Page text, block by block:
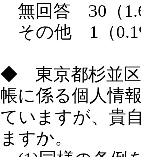
無回答 30（
その他 1（
◆ 東京都杉並区
帳に係る個人情
ていますが、貴
ますか。